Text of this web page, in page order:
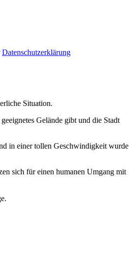
Datenschutzerklärung
Situation.
Gelände gibt und die Stadt
in einer tollen Geschwindigkeit wurde
sich für einen humanen Umgang mit